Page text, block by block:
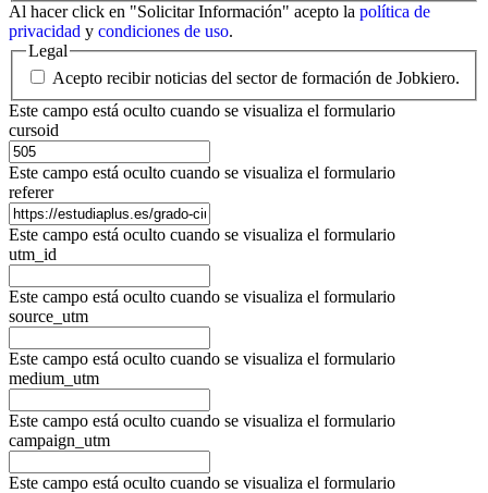
Al hacer click en "Solicitar Información" acepto la política de
privacidad y condiciones de uso.
Legal
Acepto recibir noticias del sector de formación de Jobkiero.
Este campo está oculto cuando se visualiza el formulario
cursoid
Este campo está oculto cuando se visualiza el formulario
referer
Este campo está oculto cuando se visualiza el formulario
utm_id
Este campo está oculto cuando se visualiza el formulario
source_utm
Este campo está oculto cuando se visualiza el formulario
medium_utm
Este campo está oculto cuando se visualiza el formulario
campaign_utm
Este campo está oculto cuando se visualiza el formulario